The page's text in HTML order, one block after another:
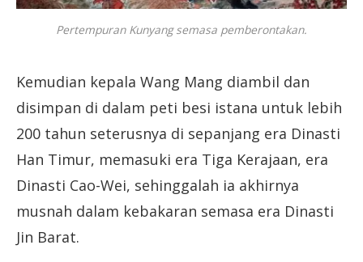
Pertempuran Kunyang semasa pemberontakan.
Kemudian kepala Wang Mang diambil dan
disimpan di dalam peti besi istana untuk lebih
200 tahun seterusnya di sepanjang era Dinasti
Han Timur, memasuki era Tiga Kerajaan, era
Dinasti Cao-Wei, sehinggalah ia akhirnya
musnah dalam kebakaran semasa era Dinasti
Jin Barat.